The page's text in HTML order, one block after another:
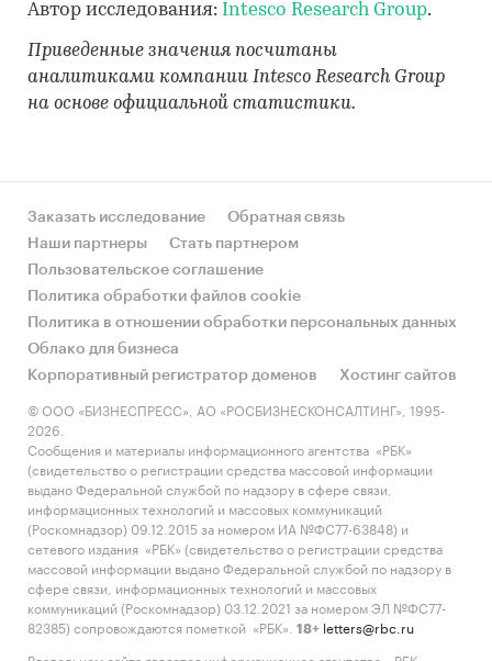
Автор исследования: Intesco Research Group.
Приведенные значения посчитаны
аналитиками компании Intesco Research Group
на основе официальной статистики.
Заказать исследование
Обратная связь
Наши партнеры
Стать партнером
Пользовательское соглашение
Политика обработки файлов cookie
Политика в отношении обработки персональных данных
Облако для бизнеса
Корпоративный регистратор доменов
Хостинг сайтов
© ООО «БИЗНЕСПРЕСС», АО «РОСБИЗНЕСКОНСАЛТИНГ», 1995-
2026.
Сообщения и материалы информационного агентства «РБК»
(свидетельство о регистрации средства массовой информации
выдано Федеральной службой по надзору в сфере связи,
информационных технологий и массовых коммуникаций
(Роскомнадзор) 09.12.2015 за номером ИА №ФС77-63848) и
сетевого издания «РБК» (свидетельство о регистрации средства
массовой информации выдано Федеральной службой по надзору в
сфере связи, информационных технологий и массовых
коммуникаций (Роскомнадзор) 03.12.2021 за номером ЭЛ №ФС77-
82385) сопровождаются пометкой «РБК».
18+ letters@rbc.ru